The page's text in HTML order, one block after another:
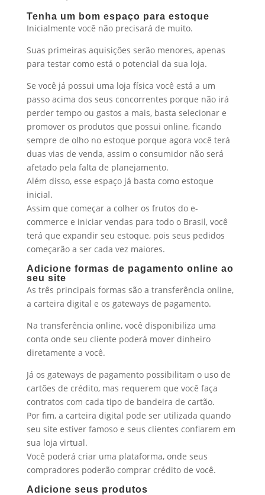
Tenha um bom espaço para estoque
Inicialmente você não precisará de muito.
Suas primeiras aquisições serão menores, apenas
para testar como está o potencial da sua loja.
Se você já possui uma loja física você está a um
passo acima dos seus concorrentes porque não irá
perder tempo ou gastos a mais, basta selecionar e
promover os produtos que possui online, ficando
sempre de olho no estoque porque agora você terá
duas vias de venda, assim o consumidor não será
afetado pela falta de planejamento.
Além disso, esse espaço já basta como estoque
inicial.
Assim que começar a colher os frutos do e-
commerce e iniciar vendas para todo o Brasil, você
terá que expandir seu estoque, pois seus pedidos
começarão a ser cada vez maiores.
Adicione formas de pagamento online ao
seu site
As três principais formas são a transferência online,
a carteira digital e os gateways de pagamento.
Na transferência online, você disponibiliza uma
conta onde seu cliente poderá mover dinheiro
diretamente a você.
Já os gateways de pagamento possibilitam o uso de
cartões de crédito, mas requerem que você faça
contratos com cada tipo de bandeira de cartão.
Por fim, a carteira digital pode ser utilizada quando
seu site estiver famoso e seus clientes confiarem em
sua loja virtual.
Você poderá criar uma plataforma, onde seus
compradores poderão comprar crédito de você.
Adicione seus produtos